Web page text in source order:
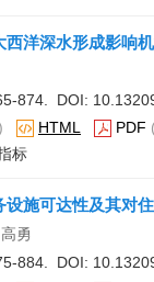
西洋深水形成影响
874. DOI:
HTML PDF
标
设施可达性及其对
勇
884. DOI: